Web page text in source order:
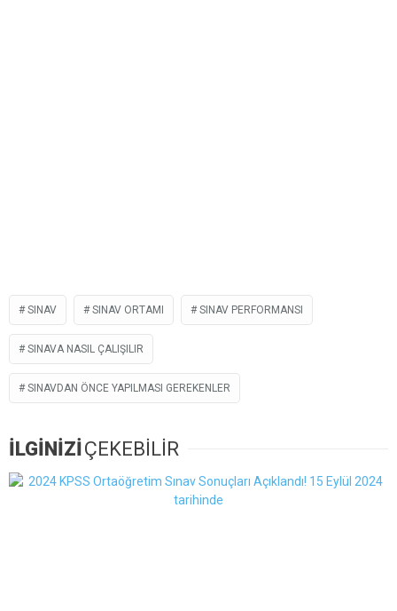
SINAV SINAV ORTAMI SINAV PERFORMANSI
SINAVA NASIL ÇALIŞILIR
SINAVDAN ÖNCE YAPILMASI GEREKENLER
İLGİNİZİ ÇEKEBİLİR